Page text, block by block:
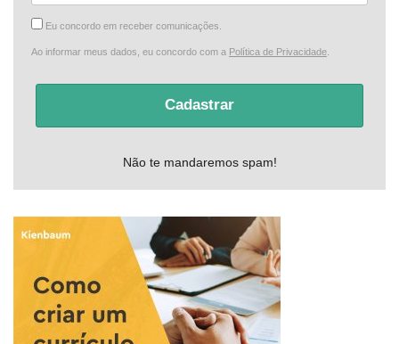
Eu concordo em receber comunicações.
Ao informar meus dados, eu concordo com a Política de Privacidade
Cadastrar
Não te mandaremos spam!